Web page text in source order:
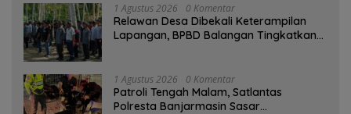
1 Agustus 2026 0 Komentar
Relawan Desa Dibekali Keterampilan
Lapangan, BPBD Balangan Tingkatkan
1 Agustus 2026 0 Komentar
Patroli Tengah Malam, Satlantas
Polresta Banjarmasin Sasar